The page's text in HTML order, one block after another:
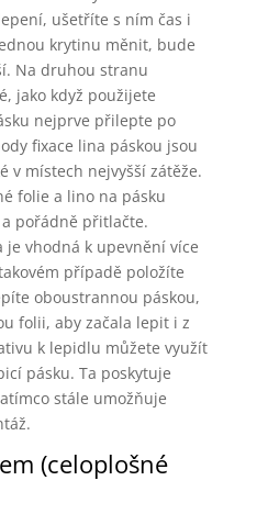
ušetříte s ním čas i
krytinu měnit, bude
Na druhou stranu
jako když použijete
nejprve přilepte po
fixace lina páskou jsou
v místech nejvyšší zátěže.
folie a lino na pásku
pořádně přitlačte.
vhodná k upevnění více
případě položíte
oboustrannou páskou,
folii, aby začala lepit i z
k lepidlu můžete využít
pásku. Ta poskytuje
stále umožňuje
(celoplošné